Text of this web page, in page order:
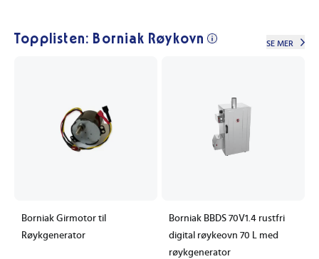
Topplisten: Borniak Røykovn SE MER
Borniak Girmotor til
Røykgenerator
Borniak BBDS 70V1.4 rustfri
digital røykeovn 70 L med
røykgenerator